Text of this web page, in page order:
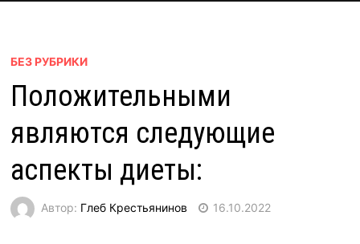
БЕЗ РУБРИКИ
Положительными
являются следующие
аспекты диеты:
Автор: Глеб Крестьянинов 16.10.2022